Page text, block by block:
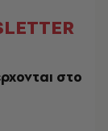
στο